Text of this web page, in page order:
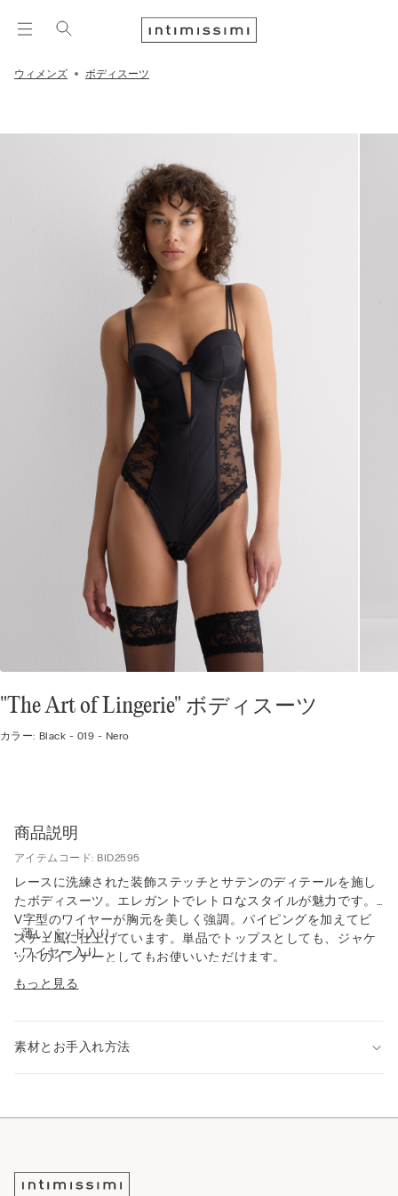
ウィメンズ ボディスーツ
"The Art of Lingerie" ボディスーツ
カラー: Black - 019 - Nero
商品説明
アイテムコード: BID2595
レースに洗練された装飾ステッチとサテンのディテールを施し
たボディスーツ。エレガントでレトロなスタイルが魅力です。
V字型のワイヤーが胸元を美しく強調。パイピングを加えてビ
スチェ風に仕上げています。単品でトップスとしても、ジャケ
ットのインナーとしてもお使いいただけます。
• 薄いパッド入り
• ワイヤー入り
• ブラはホックで開閉
• バストに丸みを持たせ、デコルテを強調
もっと見る
素材とお手入れ方法